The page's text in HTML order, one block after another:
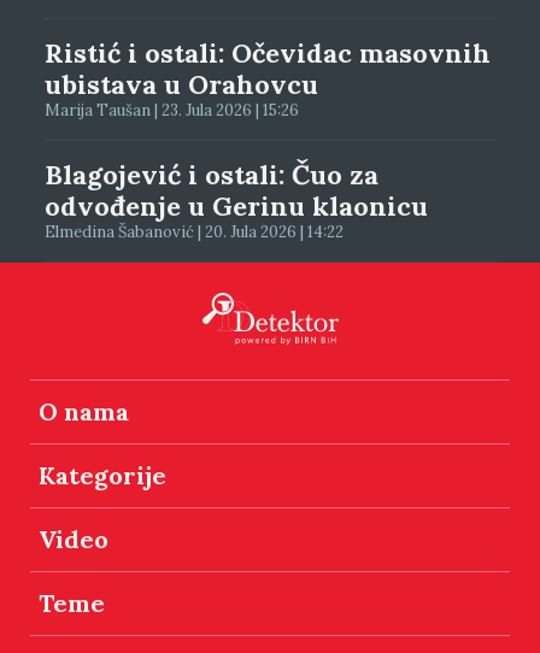
Ristić i ostali: Očevidac masovnih
ubistava u Orahovcu
Marija Taušan | 23. Jula 2026 | 15:26
Blagojević i ostali: Čuo za
odvođenje u Gerinu klaonicu
Elmedina Šabanović | 20. Jula 2026 | 14:22
O nama
Kategorije
Video
Teme